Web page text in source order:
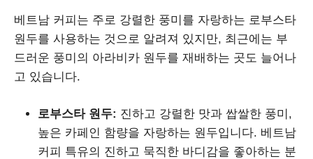
베트남 커피는 주로 강렬한 풍미를 자랑하는 로부스타
원두를 사용하는 것으로 알려져 있지만, 최근에는 부
드러운 풍미의 아라비카 원두를 재배하는 곳도 늘어나
고 있습니다.
로부스타 원두: 진하고 강렬한 맛과 쌉쌀한 풍미,
높은 카페인 함량을 자랑하는 원두입니다. 베트남
커피 특유의 진하고 묵직한 바디감을 좋아하는 분